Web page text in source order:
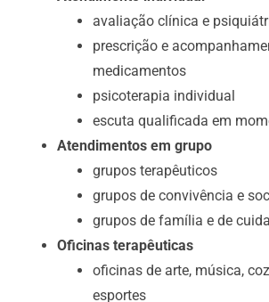
avaliação clínica e
prescrição e
medicamentos
psicoterapia individual
escuta qualificada em
Atendimentos em grupo
grupos terapêuticos
grupos de convivência e
grupos de família e de
Oficinas terapêuticas
oficinas de arte, música,
esportes